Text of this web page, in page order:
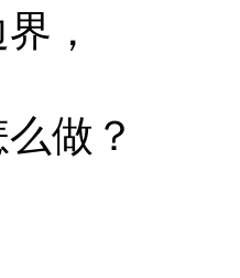
，
做？